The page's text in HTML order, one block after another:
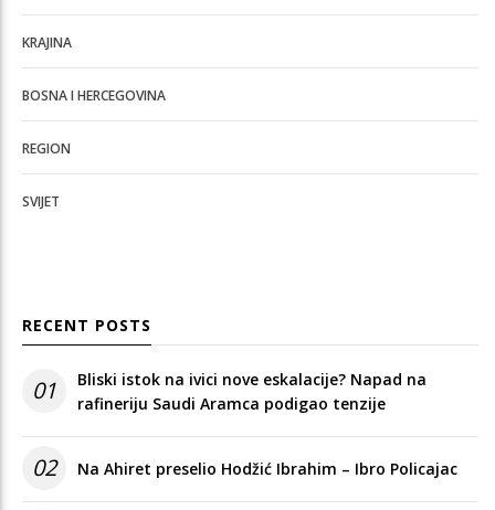
KRAJINA
BOSNA I HERCEGOVINA
REGION
SVIJET
RECENT POSTS
01
Bliski istok na ivici nove eskalacije? Napad na
rafineriju Saudi Aramca podigao tenzije
02 Na Ahiret preselio Hodžić Ibrahim – Ibro Policajac